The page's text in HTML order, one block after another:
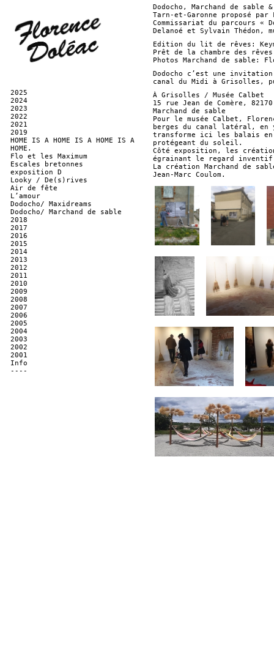
2025
2024
2023
2022
2021
2019
HOME IS A HOME IS A HOME IS A
HOME.
Flo et les Maximum
Escales bretonnes
exposition D
Looky / De(s)rives
Air de fête
L’amour
Dodocho/ Maxidreams
Dodocho/ Marchand de sable
2018
2017
2016
2015
2014
2013
2012
2011
2010
2009
2008
2007
2006
2005
2004
2003
2002
2001
Info
----
Dodocho, Marchand de
Tarn-et-Garonne proposé
Commissariat du parcours
Delanoé et Sylvain Thédon,
Edition du lit de rêves:
Prêt de la chambre des rêves:
Photos Marchand de sable:
Dodocho c’est une
canal du Midi à Grisolles,
À Grisolles / Musée Calbet
15 rue Jean de Comère,
Marchand de sable
Pour le musée Calbet,
berges du canal latéral,
transforme ici les balais
protégeant du soleil.
Côté exposition, les
égrainant le regard
La création Marchand de
Jean-Marc Coulom.